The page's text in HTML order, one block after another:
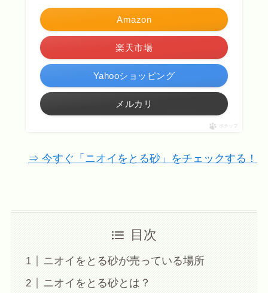
Amazon
楽天市場
Yahooショッピング
メルカリ
ポチップ
⇒ 今すぐ「ニオイをとる砂」をチェックする！
目次
ニオイをとる砂が売っている場所
ニオイをとる砂とは？